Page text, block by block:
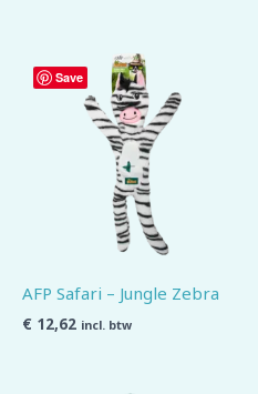
Save
AFP Safari – Jungle Zebra
€ 12,62 incl. btw